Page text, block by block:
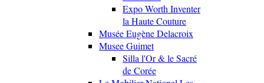
Expo Worth Inventer
la Haute Couture
Musée Eugène Delacroix
Musee Guimet
Silla l'Or & le Sacré
de Corée